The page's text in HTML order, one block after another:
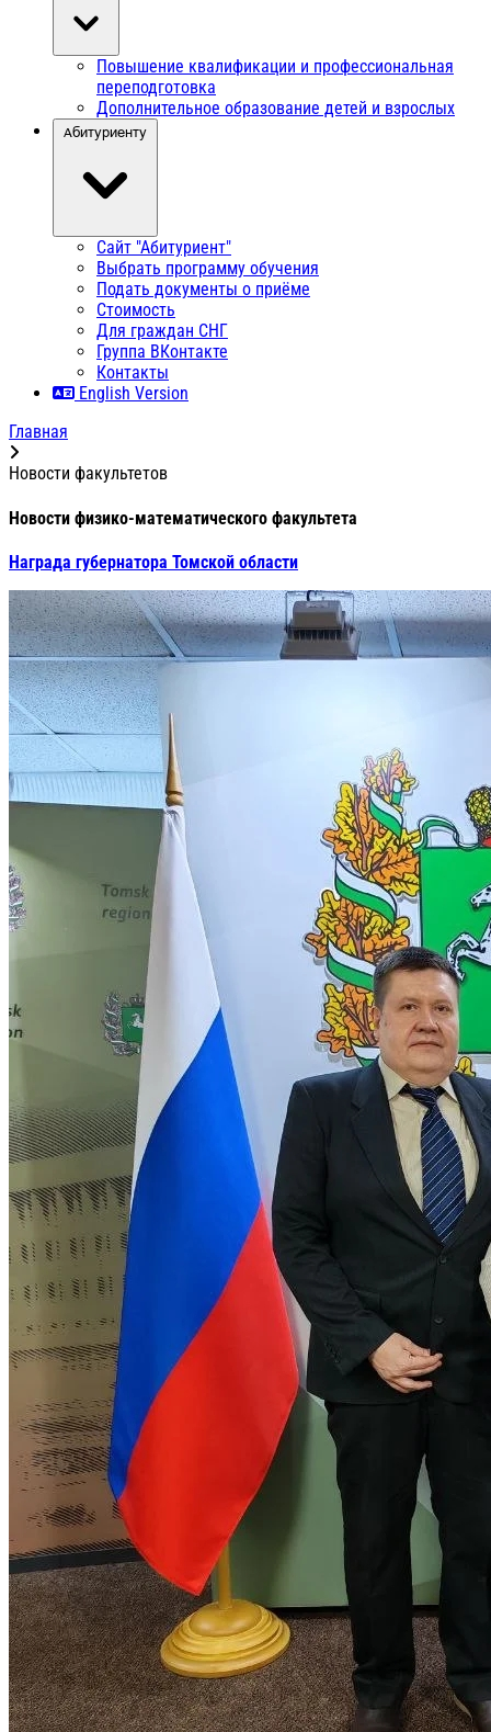
Повышение квалификации и профессиональная
переподготовка
Дополнительное образование детей и взрослых
Абитуриенту
Сайт "Абитуриент"
Выбрать программу обучения
Подать документы о приёме
Стоимость
Для граждан СНГ
Группа ВКонтакте
Контакты
English Version
Главная
Новости факультетов
Новости физико-математического факультета
Награда губернатора Томской области